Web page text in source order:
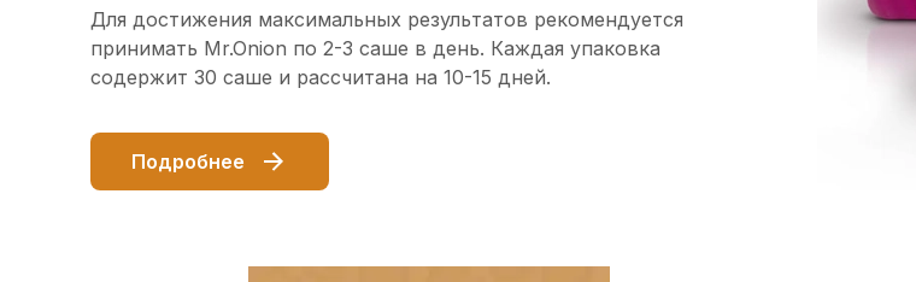
Для достижения максимальных результатов рекомендуется
принимать Mr.Onion по 2-3 саше в день. Каждая упаковка
содержит 30 саше и рассчитана на 10-15 дней.
Подробнее